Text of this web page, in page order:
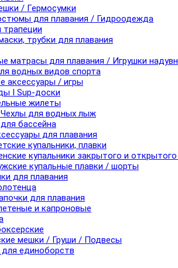
/ Гермосумки
для плавания / Гидроодежда
трубки для плавания
матрасы для плавания / Игрушки
водных видов спорта
аксессуары / игры
I Sup-доски
жилеты
для водных лыж
бассейна
для плавания
купальники, плавки
купальники закрытого и
купальные плавки / шорты
для плавания
для плавания
и капроновые
мешки / Груши / Подвесы
единоборств